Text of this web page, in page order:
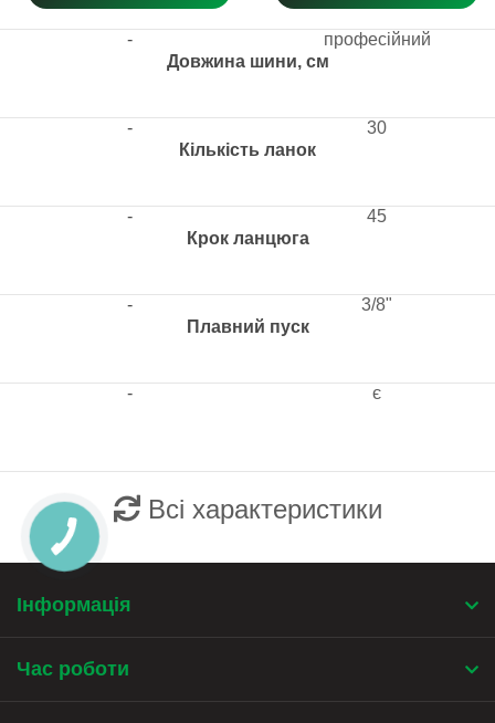
Довжина шини, см
Кількість ланок
Крок ланцюга
Плавний пуск
-
-
-
-
-
професійний
30
45
3/8"
є
Всі характеристики
Інформація
Час роботи